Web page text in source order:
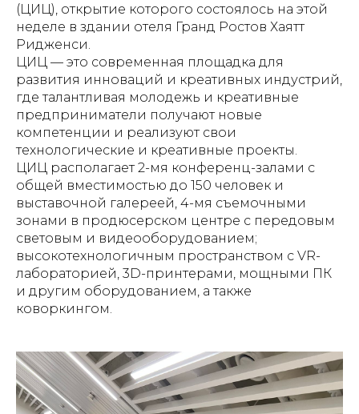
(ЦИЦ), открытие которого состоялось на этой
неделе в здании отеля Гранд Ростов Хаятт
Ридженси.
ЦИЦ — это современная площадка для
развития инноваций и креативных индустрий,
где талантливая молодежь и креативные
предприниматели получают новые
компетенции и реализуют свои
технологические и креативные проекты.
ЦИЦ располагает 2-мя конференц-залами с
общей вместимостью до 150 человек и
выставочной галереей, 4-мя съемочными
зонами в продюсерском центре с передовым
световым и видеооборудованием;
высокотехнологичным пространством с VR-
лабораторией, 3D-принтерами, мощными ПК
и другим оборудованием, а также
коворкингом.